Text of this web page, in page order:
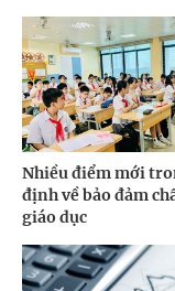
Nhiều điểm mới
định về bảo đảm
giáo dục